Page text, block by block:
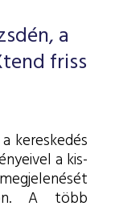
a
friss
kereskedés
a kis-
A több